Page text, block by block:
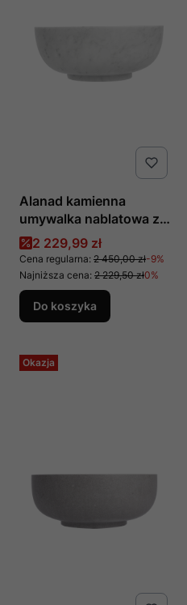
Alanad kamienna
umywalka nablatowa z
białego marmuru APO
KUN-006BI
Cena promocyjna
2 229,99 zł
Cena regularna: 2 450,00 zł-9%
Najniższa cena: 2 229,50 zł0%
Do koszyka
Okazja